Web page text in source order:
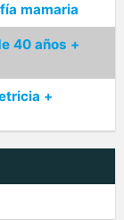
mamaria
40 años +
+